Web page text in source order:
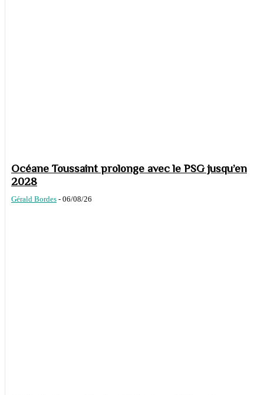
Océane Toussaint prolonge avec le PSG jusqu’en
2028
Gérald Bordes - 06/08/26